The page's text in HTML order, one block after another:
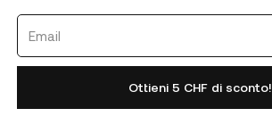
Ottieni 5 CHF di sconto!